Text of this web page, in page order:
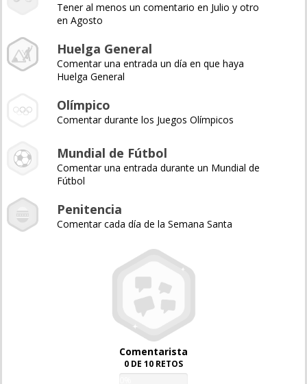
Tener al menos un comentario en Julio y otro
en Agosto
Huelga General
Comentar una entrada un día en que haya
Huelga General
Olímpico
Comentar durante los Juegos Olímpicos
Mundial de Fútbol
Comentar una entrada durante un Mundial de
Fútbol
Penitencia
Comentar cada día de la Semana Santa
Comentarista
0 DE 10 RETOS